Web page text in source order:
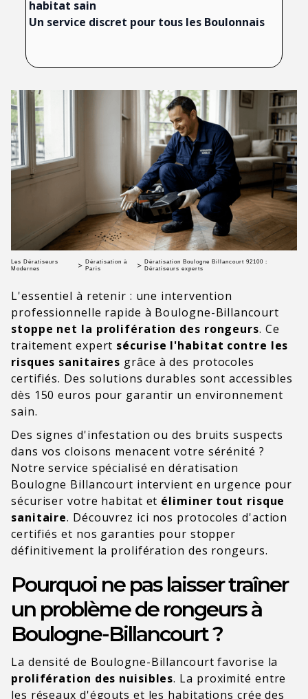
habitat sain
Un service discret pour tous les Boulonnais
Les Dératiseurs
Modernes
> Dératisation à
Paris
> Dératisation Boulogne Billancourt 92100 :
Dératiseurs experts
L'essentiel à retenir : une intervention
professionnelle rapide à Boulogne-Billancourt
stoppe net la prolifération des rongeurs. Ce
traitement expert sécurise l'habitat contre les
risques sanitaires grâce à des protocoles
certifiés. Des solutions durables sont accessibles
dès 150 euros pour garantir un environnement
sain.
Des signes d'infestation ou des bruits suspects
dans vos cloisons menacent votre sérénité ?
Notre service spécialisé en dératisation
Boulogne Billancourt intervient en urgence pour
sécuriser votre habitat et éliminer tout risque
sanitaire. Découvrez ici nos protocoles d'action
certifiés et nos garanties pour stopper
définitivement la prolifération des rongeurs.
Pourquoi ne pas laisser traîner
un problème de rongeurs à
Boulogne-Billancourt ?
La densité de Boulogne-Billancourt favorise la
prolifération des nuisibles. La proximité entre
les réseaux d'égouts et les habitations crée des